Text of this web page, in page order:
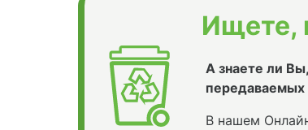
Ищете,
А знаете ли
В нашем